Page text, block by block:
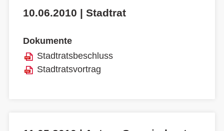
10.06.2010 | Stadtrat
Dokumente
Stadtratsbeschluss
Stadtratsvortrag